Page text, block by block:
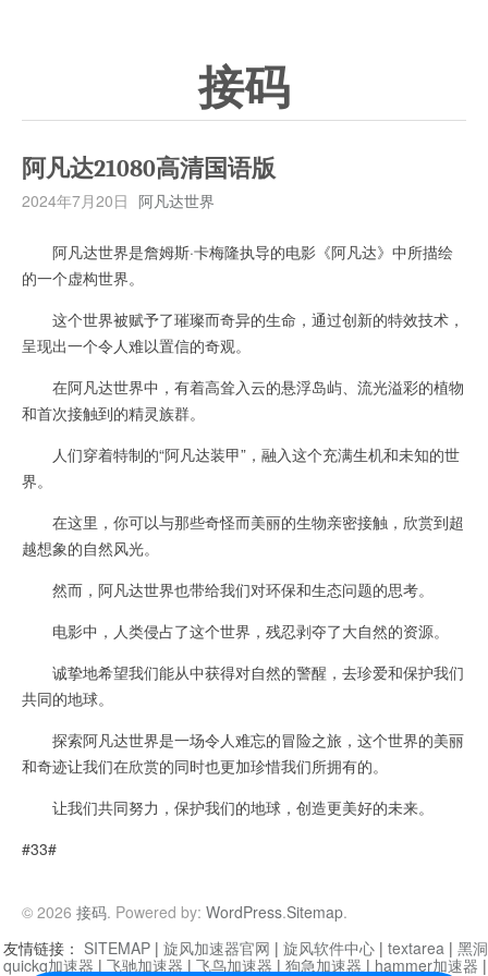
接码
阿凡达21080高清国语版
2024年7月20日 阿凡达世界
阿凡达世界是詹姆斯·卡梅隆执导的电影《阿凡达》中所描绘
的一个虚构世界。
这个世界被赋予了璀璨而奇异的生命，通过创新的特效技术，
呈现出一个令人难以置信的奇观。
在阿凡达世界中，有着高耸入云的悬浮岛屿、流光溢彩的植物
和首次接触到的精灵族群。
人们穿着特制的“阿凡达装甲”，融入这个充满生机和未知的世
界。
在这里，你可以与那些奇怪而美丽的生物亲密接触，欣赏到超
越想象的自然风光。
然而，阿凡达世界也带给我们对环保和生态问题的思考。
电影中，人类侵占了这个世界，残忍剥夺了大自然的资源。
诚挚地希望我们能从中获得对自然的警醒，去珍爱和保护我们
共同的地球。
探索阿凡达世界是一场令人难忘的冒险之旅，这个世界的美丽
和奇迹让我们在欣赏的同时也更加珍惜我们所拥有的。
让我们共同努力，保护我们的地球，创造更美好的未来。
#33#
© 2026 接码. Powered by: WordPress.Sitemap.
友情链接： SITEMAP | 旋风加速器官网 | 旋风软件中心 | textarea | 黑
quickq加速器 | 飞驰加速器 | 飞鸟加速器 | 狗急加速器 | hammer加速器